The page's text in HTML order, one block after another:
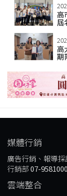
高
屆
高
期
媒體行銷
廣告行銷、報導
行銷部07-9581000
雲端整合